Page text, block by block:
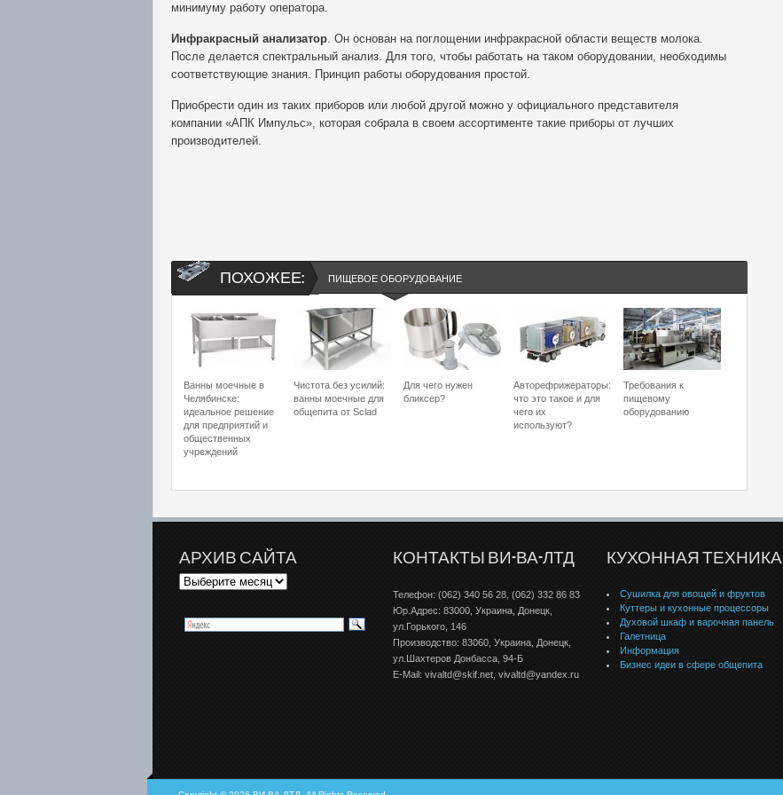
минимуму работу оператора.
Инфракрасный анализатор. Он основан на поглощении инфракрасной области веществ молока.
После делается спектральный анализ. Для того, чтобы работать на таком оборудовании, необходимы
соответствующие знания. Принцип работы оборудования простой.
Приобрести один из таких приборов или любой другой можно у официального представителя
компании «АПК Импульс», которая собрала в своем ассортименте такие приборы от лучших
производителей.
ПОХОЖЕЕ: ПИЩЕВОЕ ОБОРУДОВАНИЕ
Ванны моечные в
Челябинске:
идеальное решение
для предприятий и
общественных
учреждений
Чистота без усилий:
ванны моечные для
общепита от Sclad
Для чего нужен
бликсер?
Авторефрижераторы:
что это такое и для
чего их
используют?
Требования к
пищевому
оборудованию
АРХИВ САЙТА КОНТАКТЫ ВИ-ВА-ЛТД
Телефон: (062) 340 56 28, (062) 332 86 83
Юр.Адрес: 83000, Украина, Донецк,
ул.Горького, 146
Производство: 83060, Украина, Донецк,
ул.Шахтеров Донбаcса, 94-Б
E-Mail: vivaltd@skif.net, vivaltd@yandex.ru
КУХОННАЯ ТЕХНИКА
Сушилка для овощей и фруктов
Куттеры и кухонные процессоры
Духовой шкаф и варочная панель
Галетница
Информация
Бизнес идеи в сфере общепита